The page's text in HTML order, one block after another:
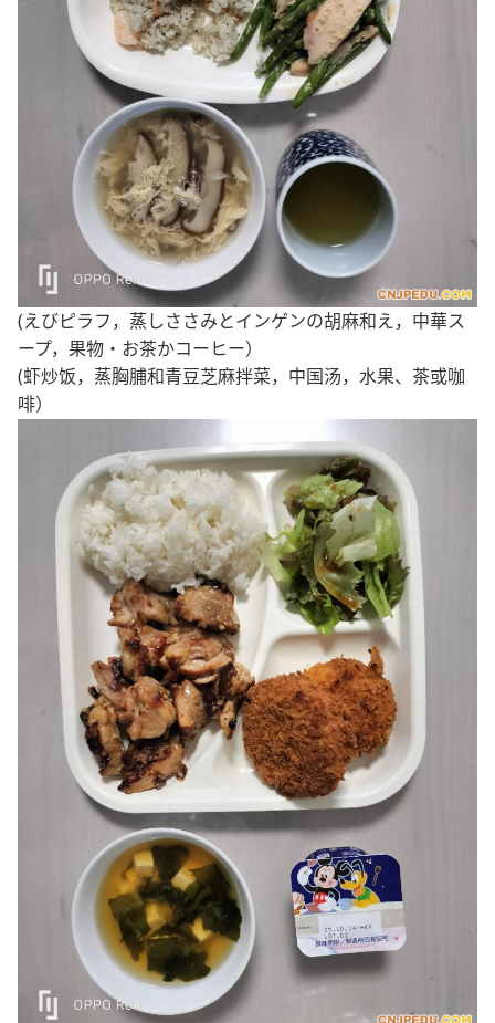
(えびピラフ，蒸しささみとインゲンの胡麻和え，中華ス
ープ，果物・お茶かコーヒー）
(虾炒饭，蒸胸脯和青豆芝麻拌菜，中国汤，水果、茶或咖
啡）